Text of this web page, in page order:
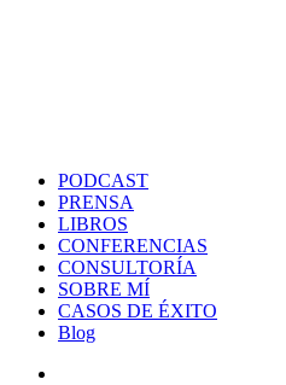
PODCAST
PRENSA
LIBROS
CONFERENCIAS
CONSULTORÍA
SOBRE MÍ
CASOS DE ÉXITO
Blog